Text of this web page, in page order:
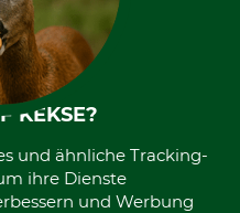
Kooperationen
KEKSE?
und ähnliche Tracking-
ihre Dienste
und Werbung